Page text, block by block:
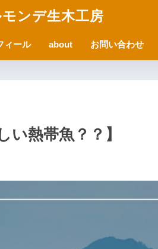
ンデ生木工房
ィール about お問い合わせ
熱帯魚？？】